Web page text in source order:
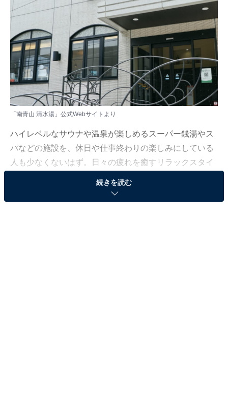
「南青山 清水湯」公式Webサイトより
ハイレベルなサウナや温泉が楽しめるスーパー銭湯やス
パなどの施設を、休日や仕事終わりの楽しみにしている
人も少なくないはず。日々の疲れを癒すリラックスタイ
ムは、何物にも代えがたい時間ですよね。しかし、近年
では高い人気をほこる施設も多く、どこに行けばよいか
続きを読む